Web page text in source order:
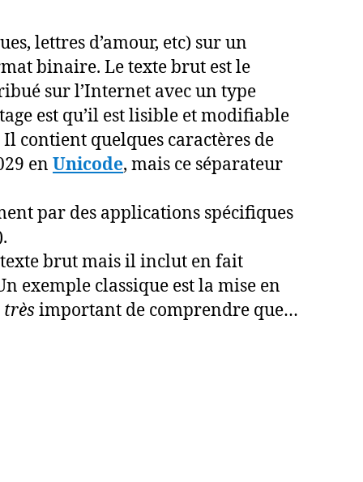
lettres d’amour, etc) sur un
binaire. Le texte brut est le
sur l’Internet avec un type
est qu’il est lisible et modifiable
contient quelques caractères de
en Unicode, mais ce séparateur
par des applications spécifiques
texte brut mais il inclut en fait
exemple classique est la mise en
très important de comprendre que…